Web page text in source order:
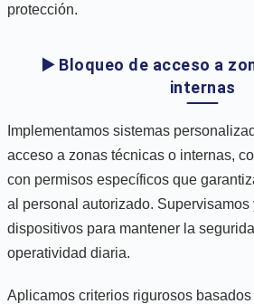
protección.
▶️ Bloqueo de acceso a
internas
Implementamos sistemas
acceso a zonas técnicas o internas,
con permisos específicos que
al personal autorizado. Supervisamos
dispositivos para mantener la
operatividad diaria.
Aplicamos criterios rigurosos